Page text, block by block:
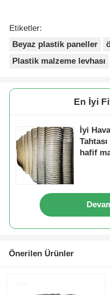
Etiketler:
Beyaz plastik paneller
Plastik malzeme levhası
En İyi
İyi
hafif
Önerilen Ürünler